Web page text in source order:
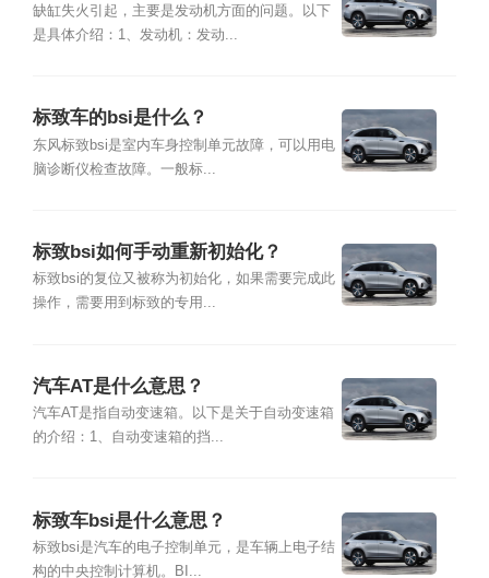
因？
缺缸失火引起，主要是发动机方面的问题。以下
是具体介绍：1、发动机：发动...
标致车的bsi是什么？
东风标致bsi是室内车身控制单元故障，可以用电
脑诊断仪检查故障。一般标...
标致bsi如何手动重新初始化？
标致bsi的复位又被称为初始化，如果需要完成此
操作，需要用到标致的专用...
汽车AT是什么意思？
汽车AT是指自动变速箱。以下是关于自动变速箱
的介绍：1、自动变速箱的挡...
标致车bsi是什么意思？
标致bsi是汽车的电子控制单元，是车辆上电子结
构的中央控制计算机。BI...